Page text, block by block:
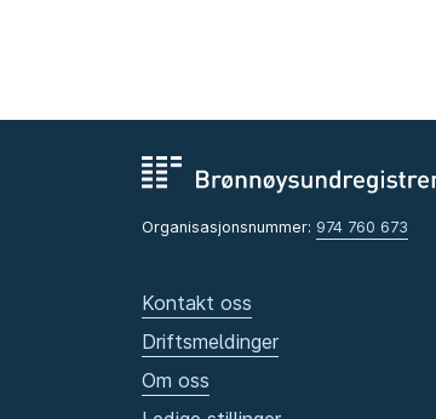
Organisasjonsnummer: 974 760 673
Kontakt oss
Driftsmeldinger
Om oss